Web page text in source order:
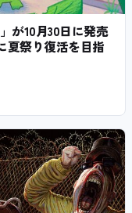
が10月30日に発売
夏祭り復活を目指